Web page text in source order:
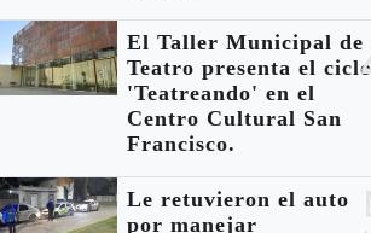
4
El Taller Municipal de
Teatro presenta el ciclo
'Teatreando' en el
Centro Cultural San
Francisco.
Le retuvieron el auto
por manejar